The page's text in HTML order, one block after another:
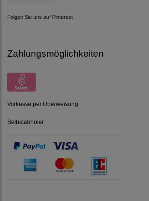
Folgen Sie uns auf Pinterest
Zahlungsmöglichkeiten
Vorkasse per Überweisung
Selbstabholer